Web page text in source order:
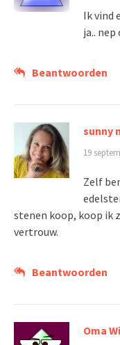
Ik vind
ja.. nep
Beantwoorden
sunny
19
Zelf
stenen koop, koop ik
vertrouw.
Beantwoorden
Oma